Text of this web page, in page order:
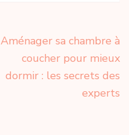
Aménager sa chambre à
coucher pour mieux
dormir : les secrets des
experts